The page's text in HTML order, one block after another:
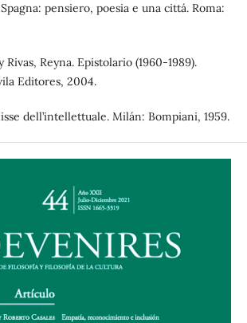
pensiero, poesia e una cittá. Roma:
Reyna. Epistolario (1960-1989).
Editores, 2004.
dell’intellettuale. Milán: Bompiani, 1959.